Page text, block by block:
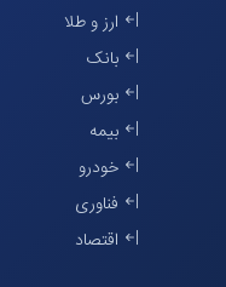
ارز و طلا
بانک
بورس
بیمه
خودرو
فناوری
اقتصاد